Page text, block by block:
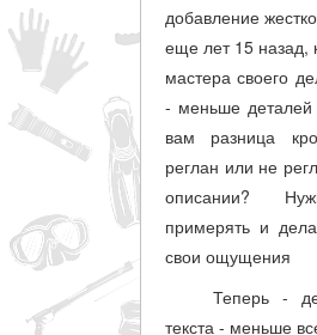
добавление
еще лет 15 назад,
мастера своего
- меньше
вам разница
реглан или не
описании?
примерять и
свои ощущения
Теперь -
текста - меньше